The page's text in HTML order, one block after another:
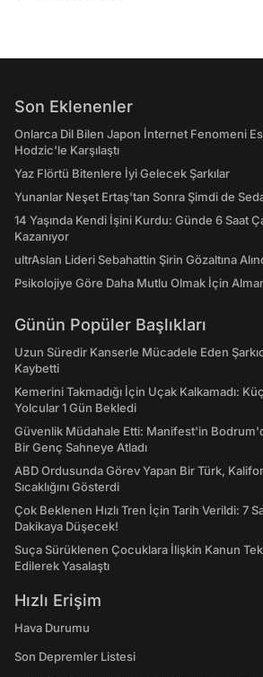
Son Eklenenler
Onlarca Dil Bilen Japon İnternet Fenomeni
Hodzic'le Karşılaştı
Yaz Flörtü Bitenlere İyi Gelecek Şarkılar
Yunanlar Neşet Ertaş'tan Sonra Şimdi de Seda
14 Yaşında Kendi İşini Kurdu: Günde 6 Saat
Kazanıyor
ultrAslan Lideri Sebahattin Şirin Gözaltına
Psikolojiye Göre Daha Mutlu Olmak İçin
Günün Popüler Başlıkları
Uzun Süredir Kanserle Mücadele Eden
Kaybetti
Kemerini Takmadığı İçin Uçak Kalkamadı:
Yolcular 1 Gün Bekledi
Güvenlik Müdahale Etti: Manifest'in
Bir Genç Sahneye Atladı
ABD Ordusunda Görev Yapan Bir Türk,
Sıcaklığını Gösterdi
Çok Beklenen Hızlı Tren İçin Tarih Verildi: 7
Dakikaya Düşecek!
Suça Sürüklenen Çocuklara İlişkin Kanun
Edilerek Yasalaştı
Hızlı Erişim
Hava Durumu
Son Depremler Listesi